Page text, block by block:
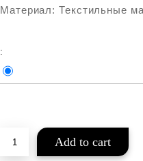
Материал: Текстильные
: